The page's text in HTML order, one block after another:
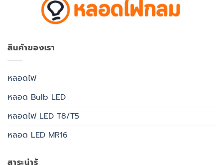
สินค้าของเรา
หลอดไฟ
หลอด Bulb LED
หลอดไฟ LED T8/T5
หลอด LED MR16
สาระน่ารู้